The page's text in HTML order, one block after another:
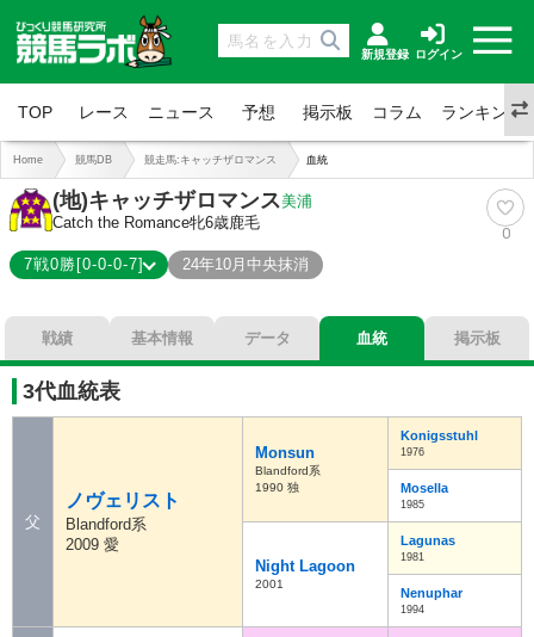
新規登録 ログイン
TOP レース ニュース 予想 掲示板 コラム ランキング
Home 競馬DB 競走馬:キャッチザロマンス 血統
(地)キャッチザロマンス美浦
Catch the Romance牝6歳鹿毛
0
7戦0勝[0-0-0-7]
24年10月中央抹消
総合成績 0-0-0-7
0%
連対
複勝
戦績 基本情報 データ 血統 掲示板
3代血統表
父
ノヴェリスト
Blandford系
2009 愛
Monsun
Blandford系
1990 独
Konigsstuhl
1976
Mosella
1985
Night Lagoon
2001
Lagunas
1981
Nenuphar
1994